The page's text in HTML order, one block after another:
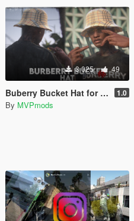
3 025 49
Buberry Bucket Hat for MP Female 1.0
By MVPmods